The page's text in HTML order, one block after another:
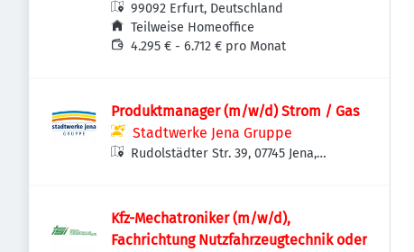
99092 Erfurt, Deutschland
Teilweise Homeoffice
4.295 € - 6.712 € pro Monat
Produktmanager (m/w/d) Strom / Gas
Stadtwerke Jena Gruppe
Rudolstädter Str. 39, 07745 Jena,
Kfz-Mechatroniker (m/w/d),
Fachrichtung Nutzfahrzeugtechnik oder